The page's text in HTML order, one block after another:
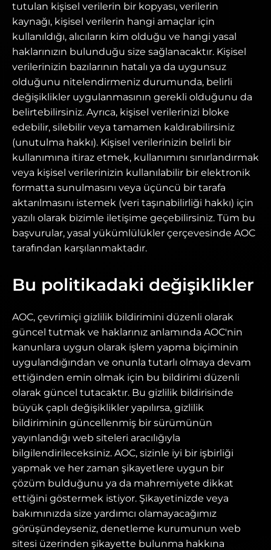
tutulan kişisel verilerin bir kopyası, verilerin
kaynağı, kişisel verilerin hangi amaçlar için
kullanıldığı, alıcıların kim olduğu ve hangi yasal
haklarınızın bulunduğu size sağlanacaktır. Kişisel
verilerinizin bazılarının hatalı ya da uygunsuz
olduğunu nitelendirmeniz durumunda, belirli
değişiklikler uygulanmasının gerekli olduğunu da
belirtebilirsiniz. Ayrıca, kişisel verilerinizi bloke
edebilir, silebilir veya tamamen kaldırabilirsiniz
(unutulma hakkı). Kişisel verilerinizin belirli bir
kullanımına itiraz etmek, kullanımını sınırlandırmak
veya kişisel verilerinizin kullanılabilir bir elektronik
formatta sunulmasını veya üçüncü bir tarafa
aktarılmasını istemek (veri taşınabilirliği hakkı) için
yazılı olarak bizimle iletişime geçebilirsiniz. Tüm bu
başvurular, yasal yükümlülükler çerçevesinde AOC
tarafından karşılanmaktadır.
Bu politikadaki değişiklikler
AOC, çevrimiçi gizlilik bildirimini düzenli olarak
güncel tutmak ve haklarınız anlamında AOC'nin
kanunlara uygun olarak işlem yapma biçiminin
uygulandığından ve onunla tutarlı olmaya devam
ettiğinden emin olmak için bu bildirimi düzenli
olarak güncel tutacaktır. Bu gizlilik bildirisinde
büyük çaplı değişiklikler yapılırsa, gizlilik
bildiriminin güncellenmiş bir sürümünün
yayınlandığı web siteleri aracılığıyla
bilgilendirileceksiniz. AOC, sizinle iyi bir işbirliği
yapmak ve her zaman şikayetlere uygun bir
çözüm bulduğunu ya da mahremiyete dikkat
ettiğini göstermek istiyor. Şikayetinizde veya
bakımınızda size yardımcı olamayacağımız
görüşündeyseniz, denetleme kurumunun web
sitesi üzerinden şikayette bulunma hakkına